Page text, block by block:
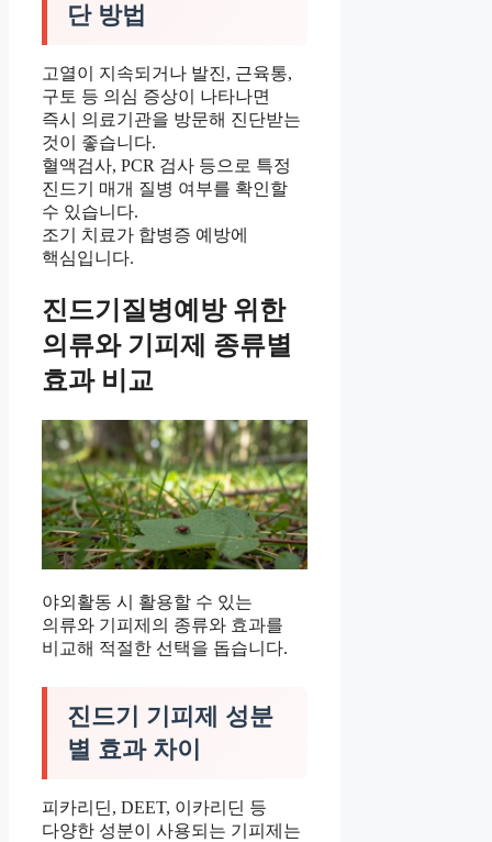
단 방법
고열이 지속되거나 발진, 근육통,
구토 등 의심 증상이 나타나면
즉시 의료기관을 방문해 진단받는
것이 좋습니다.
혈액검사, PCR 검사 등으로 특정
진드기 매개 질병 여부를 확인할
수 있습니다.
조기 치료가 합병증 예방에
핵심입니다.
진드기질병예방 위한
의류와 기피제 종류별
효과 비교
야외활동 시 활용할 수 있는
의류와 기피제의 종류와 효과를
비교해 적절한 선택을 돕습니다.
진드기 기피제 성분
별 효과 차이
피카리딘, DEET, 이카리딘 등
다양한 성분이 사용되는 기피제는